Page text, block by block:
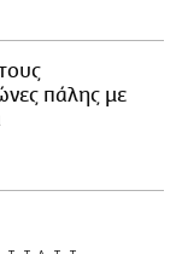
πάλης με